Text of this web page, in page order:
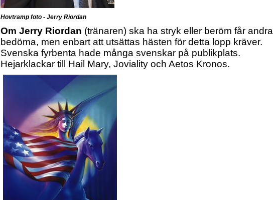
Hovtramp foto - Jerry Riordan
Om Jerry Riordan (tränaren) ska ha stryk eller beröm får andra
bedöma, men enbart att utsättas hästen för detta lopp kräver.
Svenska fyrbenta hade många svenskar på publikplats.
Hejarklackar till Hail Mary, Joviality och Aetos Kronos.